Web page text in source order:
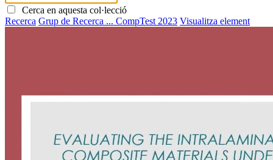
Cerca en aquesta col·lecció
Recerca Grup de Recerca ... CompTest 2023 Visualitza element